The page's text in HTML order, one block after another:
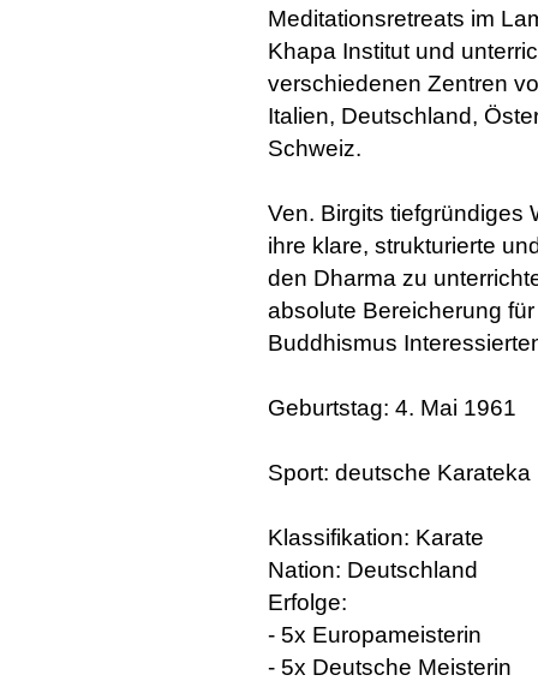
Meditationsretreats im
Khapa Institut und
verschiedenen Zentren
Italien, Deutschland,
Schweiz.
Ven. Birgits tiefgründiges
ihre klare, strukturierte
den Dharma zu
absolute Bereicherung
Buddhismus
Geburtstag: 4. Mai 1961
Sport: deutsche Karateka
Klassifikation: Karate
Nation: Deutschland
Erfolge:
- 5x Europameisterin
- 5x Deutsche Meisterin